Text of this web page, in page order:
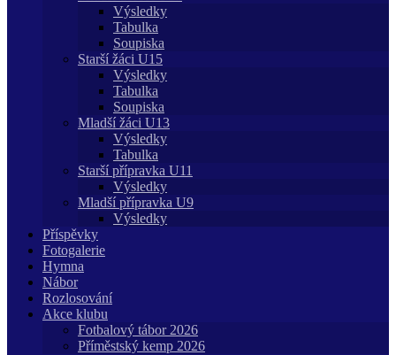
Výsledky
Tabulka
Soupiska
Starší žáci U15
Výsledky
Tabulka
Soupiska
Mladší žáci U13
Výsledky
Tabulka
Starší přípravka U11
Výsledky
Mladší přípravka U9
Výsledky
Příspěvky
Fotogalerie
Hymna
Nábor
Rozlosování
Akce klubu
Fotbalový tábor 2026
Příměstský kemp 2026